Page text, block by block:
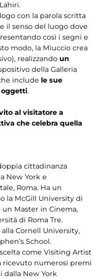
con la parola scritta
il senso del luogo dove
così i segni e
modo, la Miuccio crea
realizzando un
della Galleria
include le sue
oggetti.
al visitatore a
che celebra quella
cittadinanza
New York e
Roma. Ha un
la McGill University di
un Master in Cinema,
di Roma Tre.
Cornell University,
School.
come Visiting Artist
ricevuto numerosi premi
dalla New York